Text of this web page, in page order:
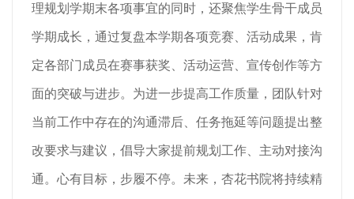
理规划学期末各项事宜的同时，还聚焦学生骨干成员
学期成长，通过复盘本学期各项竞赛、活动成果，肯
定各部门成员在赛事获奖、活动运营、宣传创作等方
面的突破与进步。为进一步提高工作质量，团队针对
当前工作中存在的沟通滞后、任务拖延等问题提出整
改要求与建议，倡导大家提前规划工作、主动对接沟
通。心有目标，步履不停。未来，杏花书院将持续精